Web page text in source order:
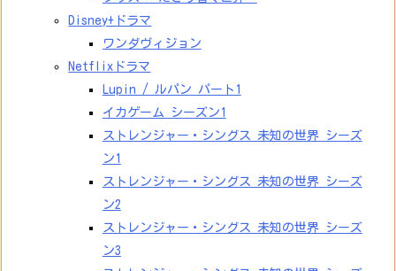
Disney+ドラマ
ワンダヴィジョン
Netflixドラマ
Lupin / ルパン パート1
イカゲーム シーズン1
ストレンジャー・シングス 未知の世界 シーズ
ン1
ストレンジャー・シングス 未知の世界 シーズ
ン2
ストレンジャー・シングス 未知の世界 シーズ
ン3